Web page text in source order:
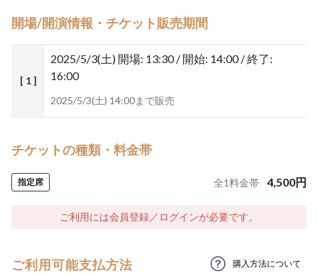
開場/開演情報・チケット販売期間
[ 1 ]
2025/5/3(土) 開場: 13:30 / 開始: 14:00 / 終了:
16:00
2025/5/3(土) 14:00まで販売
チケットの種類・料金帯
指定席 全1料金帯 4,500円
ご利用には会員登録／ログインが必要です。
ご利用可能支払方法 購入方法について